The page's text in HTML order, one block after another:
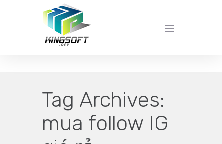
YOUR LOCAL DIGITAL MARKETING AGENCY
Tag Archives:
mua follow IG